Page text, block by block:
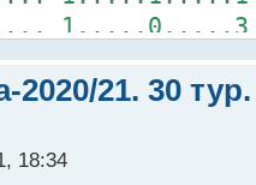
2020/21. 30
18:34